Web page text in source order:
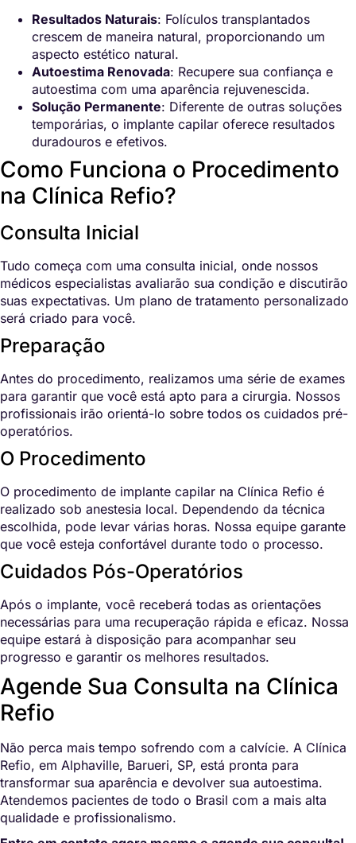
Resultados Naturais: Folículos transplantados
crescem de maneira natural, proporcionando um
aspecto estético natural.
Autoestima Renovada: Recupere sua confiança e
autoestima com uma aparência rejuvenescida.
Solução Permanente: Diferente de outras soluções
temporárias, o implante capilar oferece resultados
duradouros e efetivos.
Como Funciona o Procedimento
na Clínica Refio?
Consulta Inicial
Tudo começa com uma consulta inicial, onde nossos
médicos especialistas avaliarão sua condição e discutirão
suas expectativas. Um plano de tratamento personalizado
será criado para você.
Preparação
Antes do procedimento, realizamos uma série de exames
para garantir que você está apto para a cirurgia. Nossos
profissionais irão orientá-lo sobre todos os cuidados pré-
operatórios.
O Procedimento
O procedimento de implante capilar na Clínica Refio é
realizado sob anestesia local. Dependendo da técnica
escolhida, pode levar várias horas. Nossa equipe garante
que você esteja confortável durante todo o processo.
Cuidados Pós-Operatórios
Após o implante, você receberá todas as orientações
necessárias para uma recuperação rápida e eficaz. Nossa
equipe estará à disposição para acompanhar seu
progresso e garantir os melhores resultados.
Agende Sua Consulta na Clínica
Refio
Não perca mais tempo sofrendo com a calvície. A Clínica
Refio, em Alphaville, Barueri, SP, está pronta para
transformar sua aparência e devolver sua autoestima.
Atendemos pacientes de todo o Brasil com a mais alta
qualidade e profissionalismo.